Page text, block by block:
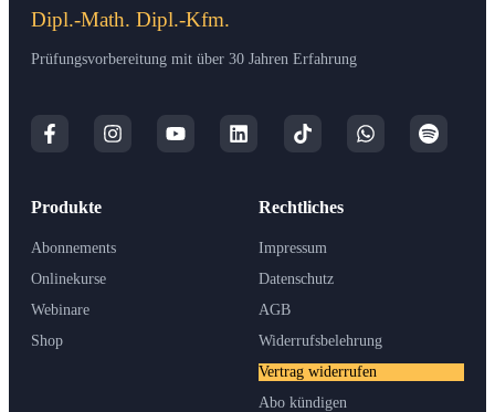
Dipl.-Math. Dipl.-Kfm.
Prüfungsvorbereitung mit über 30 Jahren Erfahrung
Produkte
Abonnements
Onlinekurse
Webinare
Shop
Rechtliches
Impressum
Datenschutz
AGB
Widerrufsbelehrung
Vertrag widerrufen
Abo kündigen